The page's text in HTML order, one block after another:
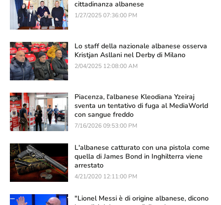
cittadinanza albanese
1/27/2025 07:36:00 PM
Lo staff della nazionale albanese osserva
Kristjan Asllani nel Derby di Milano
2/04/2025 12:08:00 AM
Piacenza, l'albanese Kleodiana Yzeiraj
sventa un tentativo di fuga al MediaWorld
con sangue freddo
7/16/2026 09:53:00 PM
L'albanese catturato con una pistola come
quella di James Bond in Inghilterra viene
arrestato
4/21/2020 12:11:00 PM
"Lionel Messi è di origine albanese, dicono